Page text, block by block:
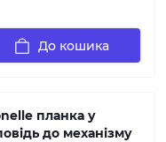
До кошика
планка у
до механізму